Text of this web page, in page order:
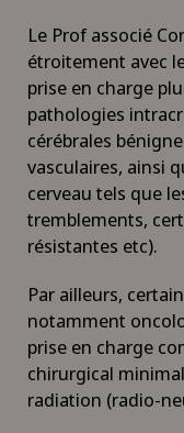
Le Prof associé
étroitement avec
prise en charge
pathologies
cérébrales
vasculaires, ainsi
cerveau tels que
tremblements,
résistantes etc).
Par ailleurs,
notamment
prise en charge
chirurgical
radiation (radio-